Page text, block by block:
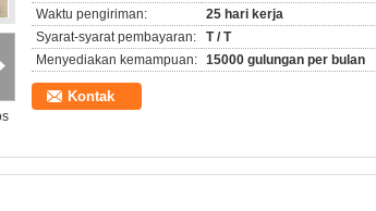
Waktu pengiriman:
25 hari kerja
Syarat-syarat pembayaran:
T / T
Menyediakan kemampuan: 15000 gulungan per bulan
Kontak